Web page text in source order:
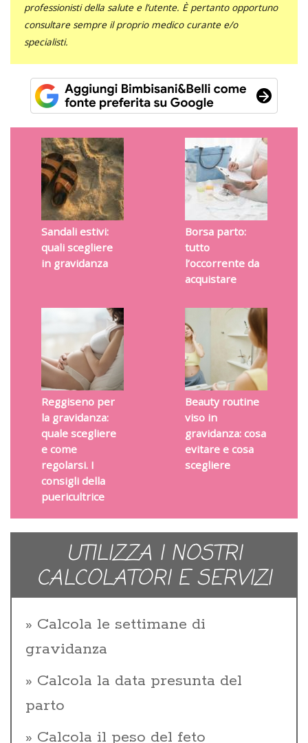
professionisti della salute e l’utente. È pertanto opportuno
consultare sempre il proprio medico curante e/o
specialisti.
Sandali estivi:
quali scegliere
in gravidanza
Borsa parto:
tutto
l’occorrente da
acquistare
Reggiseno per
la gravidanza:
quale scegliere
e come
regolarsi. I
consigli della
puericultrice
Beauty routine
viso in
gravidanza: cosa
evitare e cosa
scegliere
UTILIZZA I NOSTRI
CALCOLATORI E SERVIZI
Calcola le settimane di
gravidanza
Calcola la data presunta del
parto
Calcola il peso del feto